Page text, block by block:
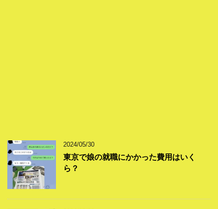
2024/05/30
東京で娘の就職にかかった費用はいく
ら？